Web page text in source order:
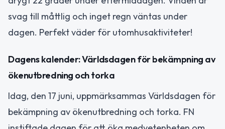
svag till måttlig och inget regn väntas under
dagen. Perfekt väder för utomhusaktiviteter!
Dagens kalender: Världsdagen för bekämpning av
ökenutbredning och torka
Idag, den 17 juni, uppmärksammas Världsdagen för
bekämpning av ökenutbredning och torka. FN